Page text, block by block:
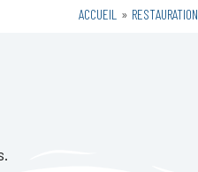
ACCUEIL RESTAURATION